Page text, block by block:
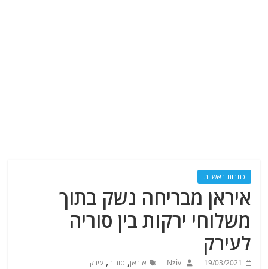
כתבות ראשיות
איראן מבריחה נשק בתוך
משלוחי ירקות בין סוריה
לעירק
19/03/2021
Nziv איראן, סוריה,עירק